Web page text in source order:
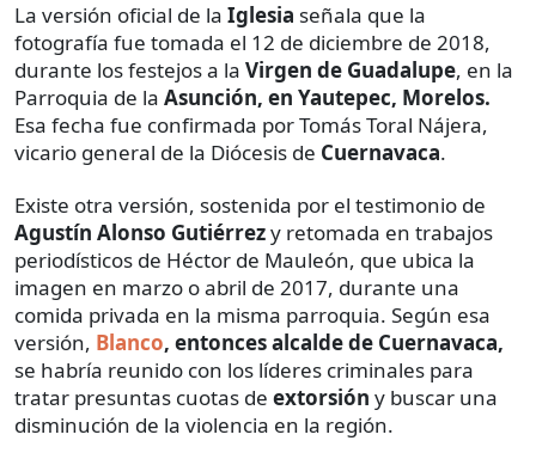
La versión oficial de la Iglesia señala que la
fotografía fue tomada el 12 de diciembre de 2018,
durante los festejos a la Virgen de Guadalupe, en la
Parroquia de la Asunción, en Yautepec, Morelos.
Esa fecha fue confirmada por Tomás Toral Nájera,
vicario general de la Diócesis de Cuernavaca.
Existe otra versión, sostenida por el testimonio de
Agustín Alonso Gutiérrezy retomada en trabajos
periodísticos de Héctor de Mauleón, que ubica la
imagen en marzo o abril de 2017, durante una
comida privada en la misma parroquia. Según esa
versión, Blanco, entonces alcalde de Cuernavaca,
se habría reunido con los líderes criminales para
tratar presuntas cuotas de extorsión y buscar una
disminución de la violencia en la región.